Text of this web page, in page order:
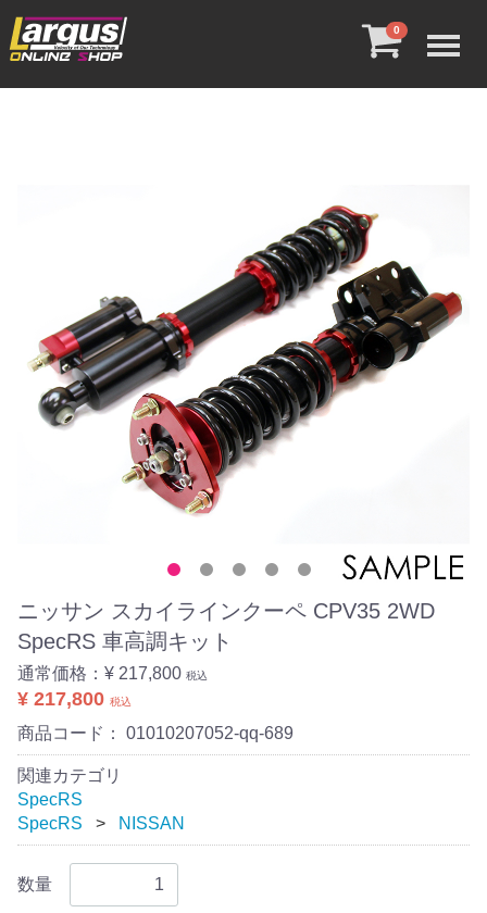
0
ニッサン スカイラインクーペ CPV35 2WD
SpecRS 車高調キット
通常価格： ¥ 217,800 税込
¥ 217,800 税込
商品コード： 01010207052-qq-689
関連カテゴリ
SpecRS
SpecRS
NISSAN
数量